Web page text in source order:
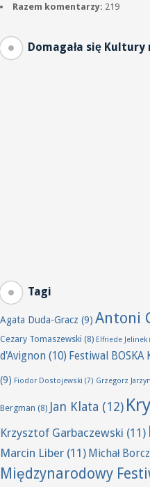
Razem komentarzy: 219
Domagała się Kultury
Tagi
Agata Duda-Gracz (9) Antoni
Cezary Tomaszewski (8) Elfriede Jelinek
d'Avignon (10) Festiwal BOSKA
(9) Fiodor Dostojewski (7) Grzegorz
Bergman (8) Jan Klata (12)
Krzysztof Garbaczewski (11)
Marcin Liber (11) Michał
Międzynarodowy